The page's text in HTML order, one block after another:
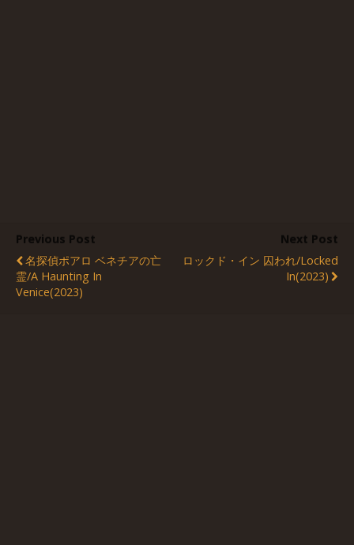
Previous Post
名探偵ポアロ ベネチアの亡
霊/A Haunting In
Venice(2023)
Next Post
ロックド・イン 囚われ/Locked
In(2023)